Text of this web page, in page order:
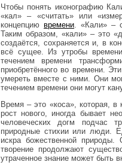
Чтобы понять иконографию
«кал» – «считать» или
концепциювремени. «Кали» –
Таким образом, «кали» – это
создаётся, сохраняется и, в
всё сущее. Из утробы
течением времени
приобретённого во времени.
умереть вместе с ними. Они
течением времени они могут
Время – это «коса», которая, в
рост нового, иногда бывает
человеческих догм подчас
природные стихии или люди.
искра божественной
творение продолжают
утраченное знание может быть